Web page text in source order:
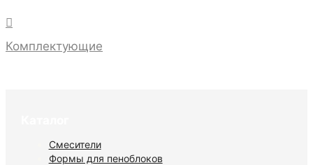

Комплектующие
Смесители
Формы для пеноблоков